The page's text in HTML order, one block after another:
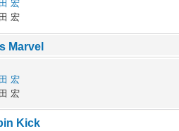
宏
宏
Marvel
宏
宏
Kick